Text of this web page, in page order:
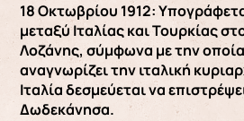
18 Οκτωβρίου 1912:
μεταξύ Ιταλίας και Τουρκίας
Λοζάνης, σύμφωνα με την
αναγνωρίζει την ιταλική
Ιταλία δεσμεύεται να
Δωδεκάνησα.